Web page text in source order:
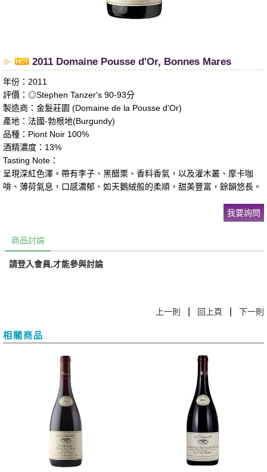
2011 Domaine Pousse d'Or, Bonnes Mares
年份：2011
評價：◎Stephen Tanzer's 90-93分
製造商：金髮莊園 (Domaine de la Pousse d'Or)
產地：法國-勃根地(Burgundy)
品種：Piont Noir 100%
酒精濃度：13%
Tasting Note：
呈現深紅色澤。帶有李子、黑醋栗、香料香氣，以及灌木叢、摩卡咖
啡、薄荷氣息，口感濃郁、如天鵝絨般的柔順，甜美豐富，餘韻悠長。
我要詢問
商品討論
請登入會員,才能參與討論
上一則 回上頁 下一則
相關商品